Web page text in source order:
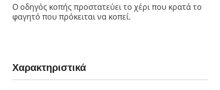
Ο οδηγός κοπής προστατεύει το χέρι που κρατά το
φαγητό που πρόκειται να κοπεί.
Χαρακτηριστικά